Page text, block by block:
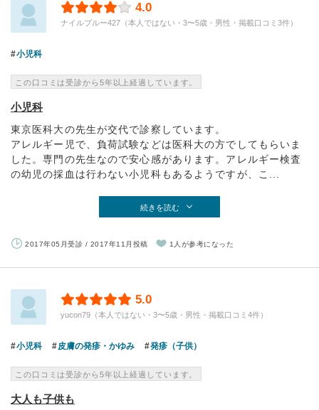
4.0
ナイルブルー427（本人ではない・3〜5歳・男性・掲載口コミ3件）
小児科
この口コミは受診から5年以上経過しています。
小児科
東京医科大の先生が交代で診察しています。
アレルギー児で、負荷試験などは医科大の方でしてもらいま
した。専門の先生なので安心感があります。アレルギー検査
の幼児の採血は行わない小児科もあるようですが、こ...
続きを読む
2017年05月受診 / 2017年11月投稿 1人が参考になった
5.0
yucon79（本人ではない・3〜5歳・男性・掲載口コミ4件）
小児科 皮膚の発疹・かゆみ 発疹（子供）
この口コミは受診から5年以上経過しています。
大人も子供も